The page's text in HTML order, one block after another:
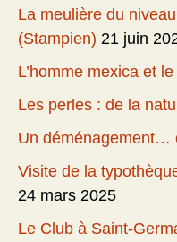
La meulière du
(Stampien) 21 juin
L’homme mexica et
Les perles : de la
Un déménagement…
Visite de la
24 mars 2025
Le Club à Saint-